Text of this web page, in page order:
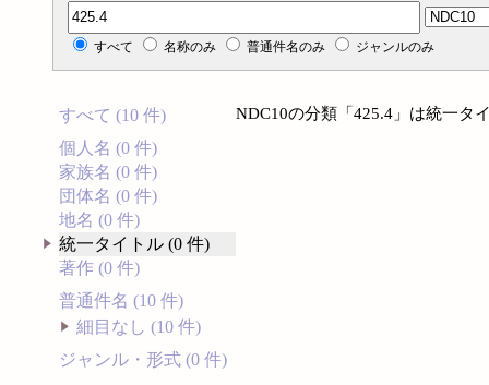
分類記号検索
すべて 名称のみ 普通件名のみ ジャンルのみ
すべて (10 件)
個人名 (0 件)
家族名 (0 件)
団体名 (0 件)
地名 (0 件)
統一タイトル (0 件)
著作 (0 件)
普通件名 (10 件)
細目なし (10 件)
ジャンル・形式 (0 件)
NDC10の分類「425.4」は統一タ